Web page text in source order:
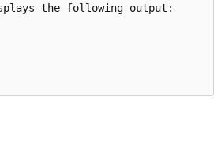
the following output: